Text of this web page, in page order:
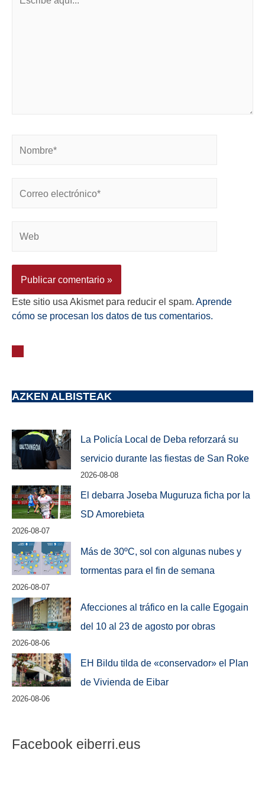
Este sitio usa Akismet para reducir el spam. Aprende
cómo se procesan los datos de tus comentarios.
AZKEN ALBISTEAK
La Policía Local de Deba reforzará su
servicio durante las fiestas de San Roke
2026-08-08
El debarra Joseba Muguruza ficha por la
SD Amorebieta
2026-08-07
Más de 30ºC, sol con algunas nubes y
tormentas para el fin de semana
2026-08-07
Afecciones al tráfico en la calle Egogain
del 10 al 23 de agosto por obras
2026-08-06
EH Bildu tilda de «conservador» el Plan
de Vivienda de Eibar
2026-08-06
Facebook eiberri.eus